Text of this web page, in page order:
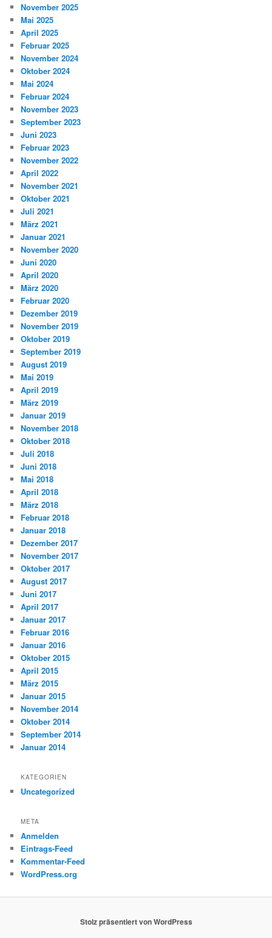
November 2025
Mai 2025
April 2025
Februar 2025
November 2024
Oktober 2024
Mai 2024
Februar 2024
November 2023
September 2023
Juni 2023
Februar 2023
November 2022
April 2022
November 2021
Oktober 2021
Juli 2021
März 2021
Januar 2021
November 2020
Juni 2020
April 2020
März 2020
Februar 2020
Dezember 2019
November 2019
Oktober 2019
September 2019
August 2019
Mai 2019
April 2019
März 2019
Januar 2019
November 2018
Oktober 2018
Juli 2018
Juni 2018
Mai 2018
April 2018
März 2018
Februar 2018
Januar 2018
Dezember 2017
November 2017
Oktober 2017
August 2017
Juni 2017
April 2017
Januar 2017
Februar 2016
Januar 2016
Oktober 2015
April 2015
März 2015
Januar 2015
November 2014
Oktober 2014
September 2014
Januar 2014
KATEGORIEN
Uncategorized
META
Anmelden
Eintrags-Feed
Kommentar-Feed
WordPress.org
Stolz präsentiert von WordPress